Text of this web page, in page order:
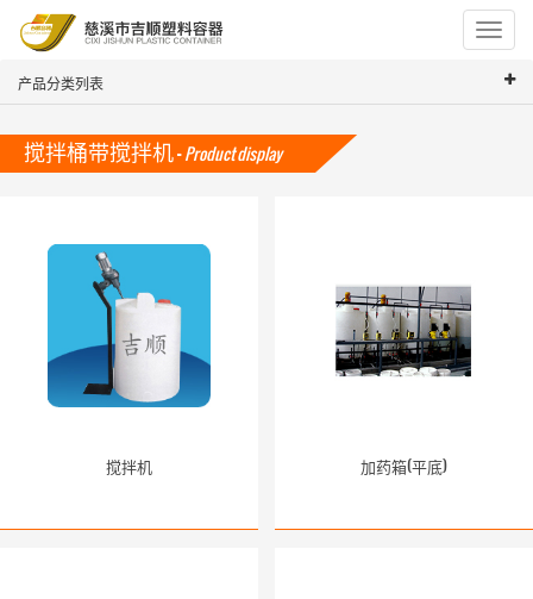
Toggle
产品分类列表
搅拌桶带搅拌机 -Product display
搅拌机 加药箱(平底)